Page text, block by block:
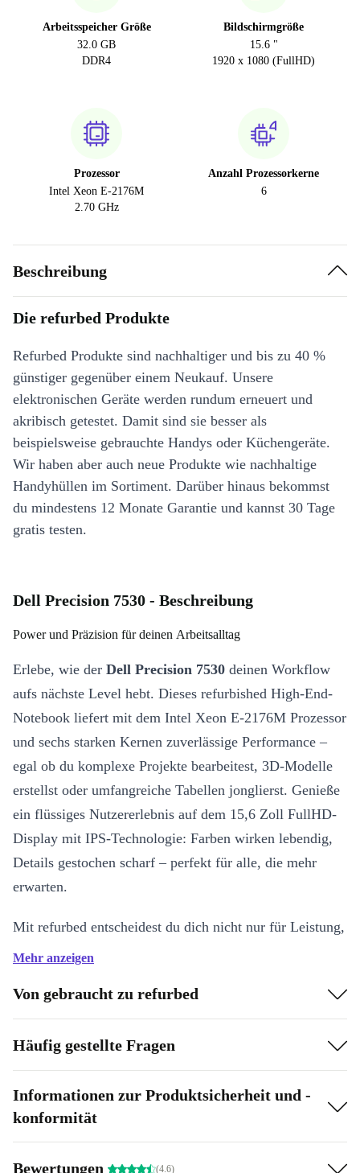
Arbeitsspeicher Größe
32.0 GB
DDR4
Bildschirmgröße
15.6 "
1920 x 1080 (FullHD)
Prozessor
Intel Xeon E-2176M
2.70 GHz
Anzahl Prozessorkerne
6
Beschreibung
Die refurbed Produkte
Refurbed Produkte sind nachhaltiger und bis zu 40 %
günstiger gegenüber einem Neukauf. Unsere
elektronischen Geräte werden rundum erneuert und
akribisch getestet. Damit sind sie besser als
beispielsweise gebrauchte Handys oder Küchengeräte.
Wir haben aber auch neue Produkte wie nachhaltige
Handyhüllen im Sortiment. Darüber hinaus bekommst
du mindestens 12 Monate Garantie und kannst 30 Tage
gratis testen.
Dell Precision 7530 - Beschreibung
Power und Präzision für deinen Arbeitsalltag
Erlebe, wie der Dell Precision 7530 deinen Workflow
aufs nächste Level hebt. Dieses refurbished High-End-
Notebook liefert mit dem Intel Xeon E-2176M Prozessor
und sechs starken Kernen zuverlässige Performance –
egal ob du komplexe Projekte bearbeitest, 3D-Modelle
erstellst oder umfangreiche Tabellen jonglierst. Genieße
ein flüssiges Nutzererlebnis auf dem 15,6 Zoll FullHD-
Display mit IPS-Technologie: Farben wirken lebendig,
Details gestochen scharf – perfekt für alle, die mehr
erwarten.
Mit refurbed entscheidest du dich nicht nur für Leistung,
sondern auch für eine nachhaltigere Wahl. Jedes Gerät
technisch wie optisch top – so schonst du Ressourcen
und hilfst, Elektroschrott zu vermeiden.
Deine Vorteile auf einen Blick
für anspruchsvolle Aufgaben
6 Kerne:Multitasking wie ein Profi – mehrere Anwendungen
Mehr anzeigen
Von gebraucht zu refurbed
Häufig gestellte Fragen
Informationen zur Produktsicherheit und -
konformität
Bewertungen (4.6)